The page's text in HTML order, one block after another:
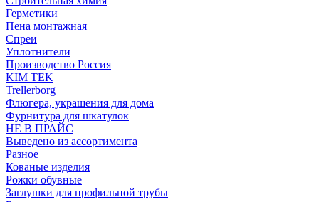
Герметики
Пена монтажная
Спреи
Уплотнители
Производство Россия
KIM TEK
Trellerborg
Флюгера, украшения для дома
Фурнитура для шкатулок
НЕ В ПРАЙС
Выведено из ассортимента
Разное
Кованые изделия
Рожки обувные
Заглушки для профильной трубы